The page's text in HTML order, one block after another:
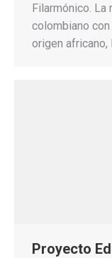
Filarmónico.
colombiano
origen africano,
Proyecto